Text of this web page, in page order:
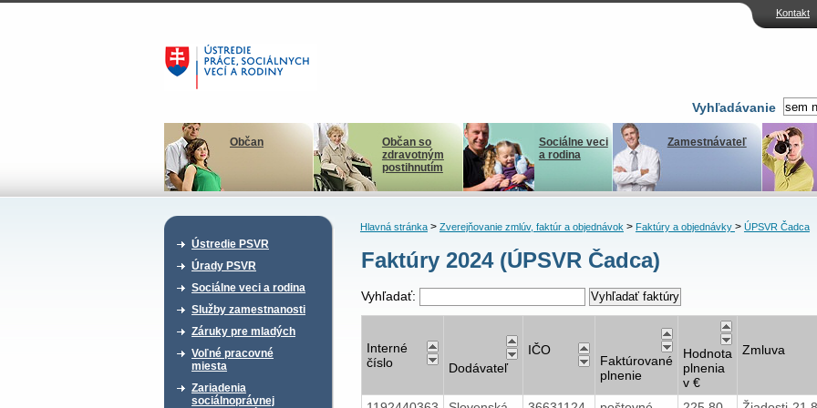
Kontakt
Vyhľadávanie
Občan
Občan so
zdravotným
postihnutím
Sociálne veci
a rodina
Zamestnávateľ
Ústredie PSVR
Úrady PSVR
Sociálne veci a rodina
Služby zamestnanosti
Záruky pre mladých
Voľné pracovné
miesta
Zariadenia
sociálnoprávnej
Hlavná stránka> Zverejňovanie zmlúv, faktúr a objednávok> Faktúry a objednávky > ÚPSVR Čadca
Faktúry 2024 (ÚPSVR Čadca)
Vyhľadať:
Interné
číslo
Dodávateľ
IČO
Faktúrované
plnenie
Hodnota
plnenia
v €
Zmluva